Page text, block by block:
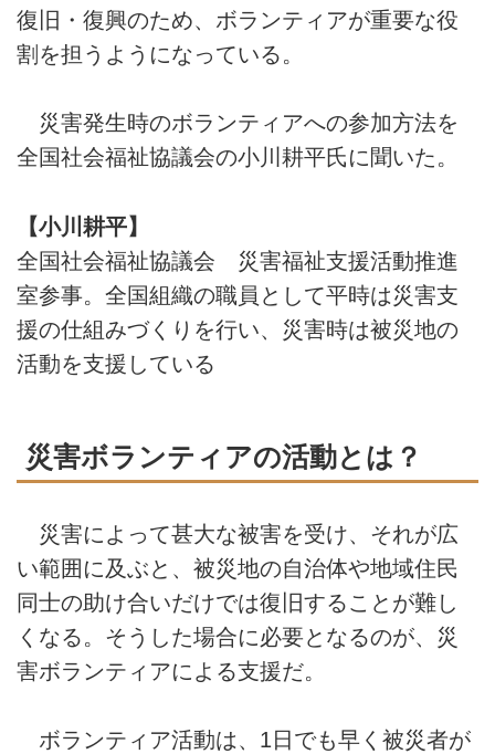
復旧・復興のため、ボランティアが重要な役
割を担うようになっている。
災害発生時のボランティアへの参加方法を
全国社会福祉協議会の小川耕平氏に聞いた。
【小川耕平】
全国社会福祉協議会 災害福祉支援活動推進
室参事。全国組織の職員として平時は災害支
援の仕組みづくりを行い、災害時は被災地の
活動を支援している
災害ボランティアの活動とは？
災害によって甚大な被害を受け、それが広
い範囲に及ぶと、被災地の自治体や地域住民
同士の助け合いだけでは復旧することが難し
くなる。そうした場合に必要となるのが、災
害ボランティアによる支援だ。
ボランティア活動は、1日でも早く被災者が